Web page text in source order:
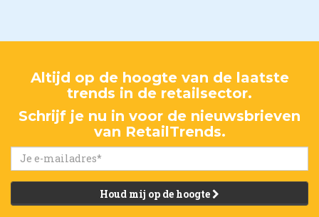
Altijd op de hoogte van de laatste
trends in de retailsector.
Schrijf je nu in voor de nieuwsbrieven
van RetailTrends.
Houd mij op de hoogte